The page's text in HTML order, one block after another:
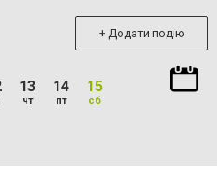
+ Додати подію
13
чт
14
пт
15
сб